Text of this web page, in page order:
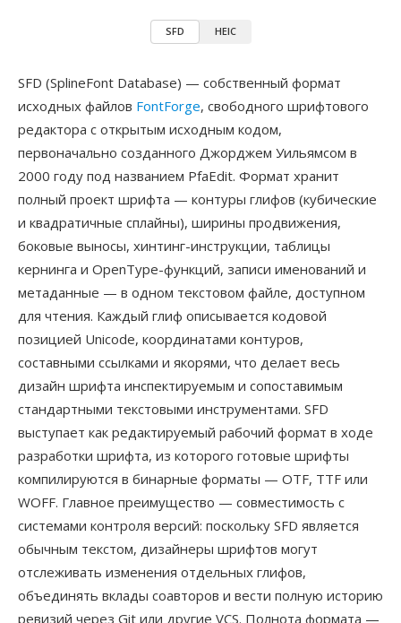
SFD HEIC
SFD (SplineFont Database) — собственный формат
исходных файлов FontForge, свободного шрифтового
редактора с открытым исходным кодом,
первоначально созданного Джорджем Уильямсом в
2000 году под названием PfaEdit. Формат хранит
полный проект шрифта — контуры глифов (кубические
и квадратичные сплайны), ширины продвижения,
боковые выносы, хинтинг-инструкции, таблицы
кернинга и OpenType-функций, записи именований и
метаданные — в одном текстовом файле, доступном
для чтения. Каждый глиф описывается кодовой
позицией Unicode, координатами контуров,
составными ссылками и якорями, что делает весь
дизайн шрифта инспектируемым и сопоставимым
стандартными текстовыми инструментами. SFD
выступает как редактируемый рабочий формат в ходе
разработки шрифта, из которого готовые шрифты
компилируются в бинарные форматы — OTF, TTF или
WOFF. Главное преимущество — совместимость с
системами контроля версий: поскольку SFD является
обычным текстом, дизайнеры шрифтов могут
отслеживать изменения отдельных глифов,
объединять вклады соавторов и вести полную историю
ревизий через Git или другие VCS. Полнота формата —